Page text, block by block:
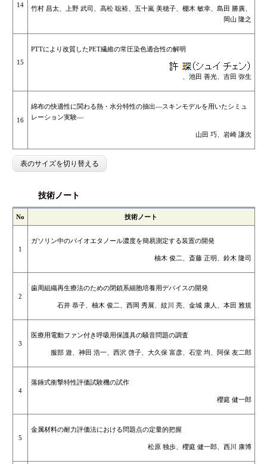
14
竹村 昌太、上野 武司、高松 聡裕、五十嵐 美穂子、棚木 敏幸、島田 勝廣、
岡山 隆之
15
PTTにより改質したPET繊維の常圧染色適合性の解明
、池田 善光、吉田 弥生
16
綿布の快適性に関わる熱・水分特性の抽出―スキンモデルを用いたシミュ
レーション実験―
山田 巧、岩崎 謙次
表のサイズを切り替える
技術ノート
No 技術ノート
1
ガソリン中のバイオエタノール濃度を簡易測定する装置の開発
柚木 俊二、斎藤 正明、鈴木 隆司
2
歯周組織再生療法のための閉鎖系細胞培養用デバイスの開発
石井 恭子、柚木 俊二、西岡 秀展、紋川 亮、金城 康人、本田 雅規
3
医療用電動ファン付き呼吸用保護具の騒音問題の調査
服部 遊、神田 浩一、西沢 啓子、大久保 富彦、石堂 均、阿保 友二郎
4
落錘式衝撃特性評価試験機の試作
櫻庭 健一郎
5
金属材料の耐力評価法における問題点の定量的把握
松原 独歩、櫻庭 健一郎、西川 康博